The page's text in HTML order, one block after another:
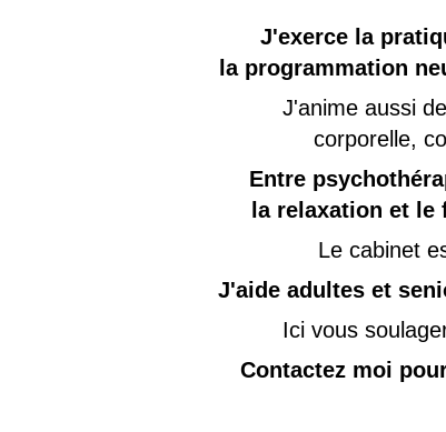
J'exerce la
la programmation
J'anime aussi
corporelle,
Entre
la relaxation et
Le cabinet
J'aide adultes et
Ici vous
Contactez moi